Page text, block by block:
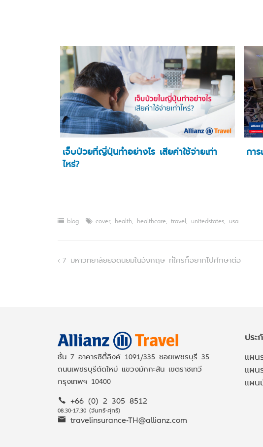
เจ็บป่วยที่ญี่ปุ่นทำอย่างไร เสียค่าใช้จ่ายเท่า
ไหร่?
การ
blog cover, health, healthcare travel unitedstates, usa
Post
7 มหาวิทยาลัยยอดนิยมในอังกฤษ ที่ใครก็อยากไปศึกษาต่อ
ชั้น 7 อาคารซิตี้ลิงค์ 1091/335 ซอยเพชรบุรี 35
ถนนเพชรบุรีตัดใหม่ แขวงมักกะสัน เขตราชเทวี
กรุงเทพฯ 10400
+66 (0) 2 305 8512
08.30-17.30 (จันทร์-ศุกร์)
travelinsurance-TH@allianz.com
ประ
แผน
แผน
แผน